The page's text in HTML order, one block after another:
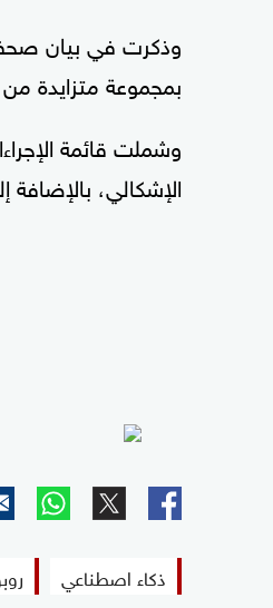
وذكرت في بيان
بمجموعة متزايدة
وشملت قائمة
الإشكالي، بالإضافة
ذكاء اصطناعي